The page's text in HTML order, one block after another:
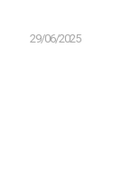
29/06/2025